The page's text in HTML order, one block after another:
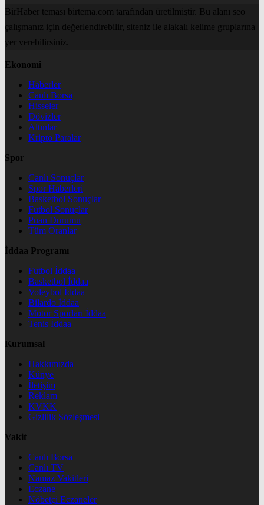
BirHaber teması birtema.com tarafından üretilmiştir. Bu alanı seo
çalışmanız için değerlendirebilir, siteniz ile alakalı kelime gruplarına
yer verebilirsiniz.
Ekonomi
Haberler
Canlı Borsa
Hisseler
Dövizler
Altınlar
Kripto Paralar
Spor
Canlı Sonuçlar
Spor Haberleri
Basketbol Sonuçlar
Futbol Sonuçlar
Puan Durumu
Tüm Oranlar
İddaa Programı
Futbol İddaa
Basketbol İddaa
Voleybol İddaa
Bilardo İddaa
Motor Sporları İddaa
Tenis İddaa
Kurumsal
Hakkımızda
Künye
İletişim
Reklam
KVKK
Gizlilik Sözleşmesi
Vakit
Canlı Borsa
Canlı TV
Namaz Vakitleri
Eczane
Nöbetçi Eczaneler